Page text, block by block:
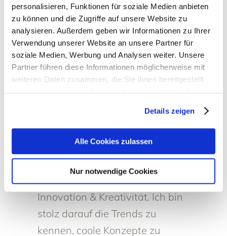
personalisieren, Funktionen für soziale Medien anbieten
zu können und die Zugriffe auf unsere Website zu
analysieren. Außerdem geben wir Informationen zu Ihrer
Verwendung unserer Website an unsere Partner für
soziale Medien, Werbung und Analysen weiter. Unsere
Partner führen diese Informationen möglicherweise mit
weiteren Daten zusammen, die Sie ihnen bereitgestellt
Details zeigen
Alle Cookies zulassen
Nur notwendige Cookies
AUTORIN
Sophie Kiesl
Meine größten Stärken sind
Innovation & Kreativität. Ich bin
stolz darauf die Trends zu
kennen, coole Konzepte zu